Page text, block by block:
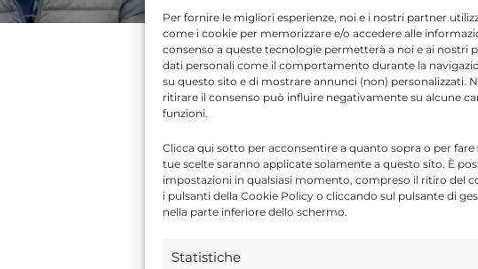
Per fornire le migliori esperienze, noi e i nostri partner
come i cookie per memorizzare e/o accedere alle
consenso a queste tecnologie permetterà a noi e ai nostri
dati personali come il comportamento durante la
su questo sito e di mostrare annunci (non) personalizzati.
ritirare il consenso può influire negativamente su alcune
funzioni.
Clicca qui sotto per acconsentire a quanto sopra o per fare
tue scelte saranno applicate solamente a questo sito. È
impostazioni in qualsiasi momento, compreso il ritiro del
i pulsanti della Cookie Policy o cliccando sul pulsante di
nella parte inferiore dello schermo.
Statistiche
...